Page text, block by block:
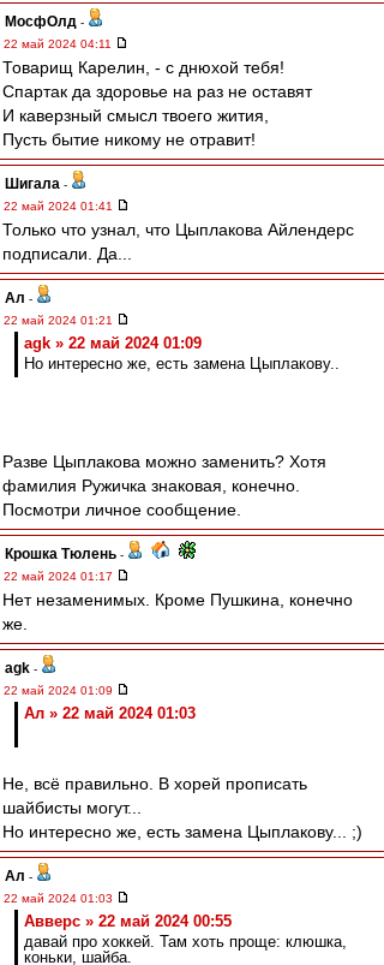
МосфОлд -
22 май 2024 04:11
Товарищ Карелин, - с днюхой тебя!
Спартак да здоровье на раз не оставят
И каверзный смысл твоего жития,
Пусть бытие никому не отравит!
Шигала -
22 май 2024 01:41
Только что узнал, что Цыплакова Айлендерс
подписали. Да...
Ал -
22 май 2024 01:21
agk » 22 май 2024 01:09
Но интересно же, есть замена Цыплакову..
Разве Цыплакова можно заменить? Хотя
фамилия Ружичка знаковая, конечно.
Посмотри личное сообщение.
Крошка Тюлень -
22 май 2024 01:17
Нет незаменимых. Кроме Пушкина, конечно
же.
agk -
22 май 2024 01:09
Ал » 22 май 2024 01:03
Не, всё правильно. В хорей прописать
шайбисты могут...
Но интересно же, есть замена Цыплакову... ;)
Ал -
22 май 2024 01:03
Авверс » 22 май 2024 00:55
давай про хоккей. Там хоть проще: клюшка,
коньки, шайба.